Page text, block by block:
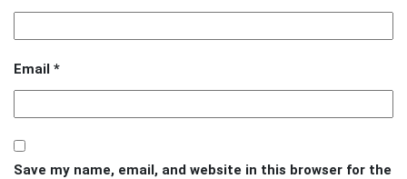
Email *
Save my name, email, and website in this browser for the